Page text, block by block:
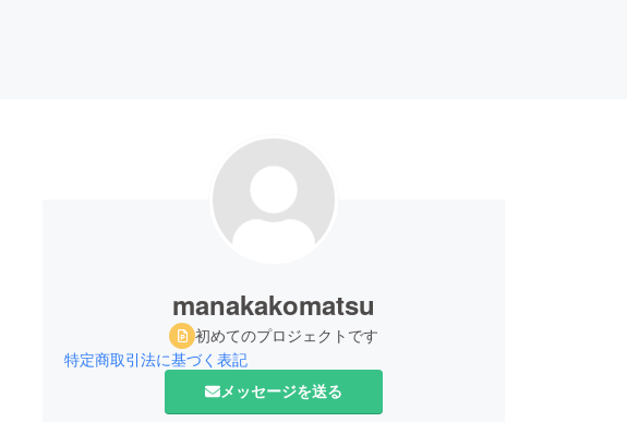
manakakomatsu
初めてのプロジェクトです
特定商取引法に基づく表記
メッセージを送る